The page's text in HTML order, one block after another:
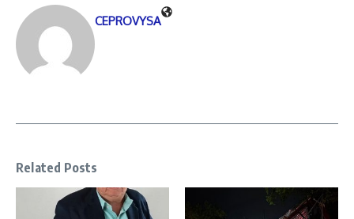
CEPROVYSA
Related Posts